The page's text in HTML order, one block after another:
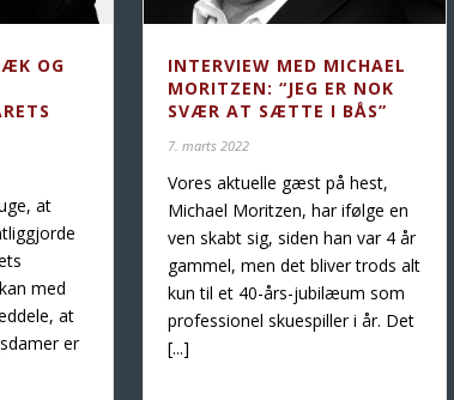
OG
at
med
at
er
INTERVIEW MED MICHAEL
MORITZEN: “JEG ER NOK
SVÆR AT SÆTTE I BÅS”
7. marts 2022
Vores aktuelle gæst på hest,
Michael Moritzen, har ifølge en
ven skabt sig, siden han var 4 år
gammel, men det bliver trods alt
kun til et 40-års-jubilæum som
professionel skuespiller i år. Det
[...]